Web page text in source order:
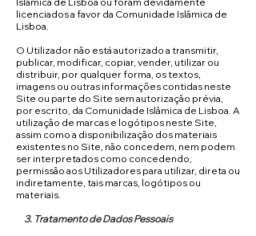
licenciados a favor da Comunidade Islâmica de
Lisboa.
O Utilizador não está autorizado a transmitir,
publicar, modificar, copiar, vender, utilizar ou
distribuir, por qualquer forma, os textos,
imagens ou outras informações contidas neste
Site ou parte do Site sem autorização prévia,
por escrito, da Comunidade Islâmica de Lisboa. A
utilização de marcas e logótipos neste Site,
assim como a disponibilização dos materiais
existentes no Site, não concedem, nem podem
ser interpretados como concedendo,
permissão aos Utilizadores para utilizar, direta ou
indiretamente, tais marcas, logótipos ou
materiais.
3. Tratamento de Dados Pessoais